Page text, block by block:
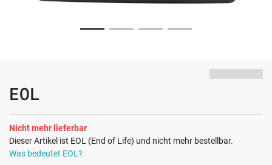
EOL
Nicht mehr lieferbar
Dieser Artikel ist EOL (End of Life) und nicht mehr bestellbar.
Was bedeutet EOL?